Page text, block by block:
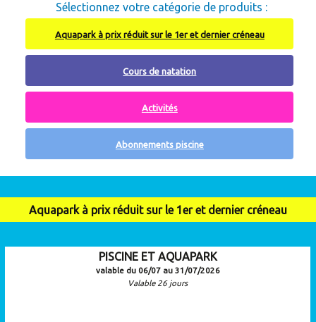
Sélectionnez votre catégorie de produits :
Aquapark à prix réduit sur le 1er et dernier créneau
Cours de natation
Activités
Abonnements piscine
Aquapark à prix réduit sur le 1er et dernier créneau
PISCINE ET AQUAPARK
valable du 06/07 au 31/07/2026
Valable 26 jours